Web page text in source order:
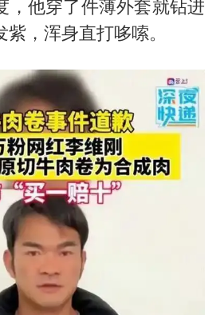
，他穿了件薄外套就钻进
，浑身直打哆嗦。